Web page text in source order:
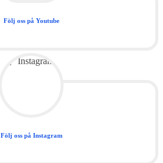
Följ oss på Youtube
Följ oss på Instagram